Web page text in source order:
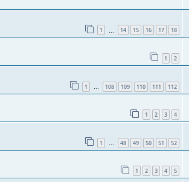
1 14 15 16 17 18
1 2
1 108 109 110 111 112
1 2 3 4
1 … 48 49 50 51 52
1 2 3 4 5